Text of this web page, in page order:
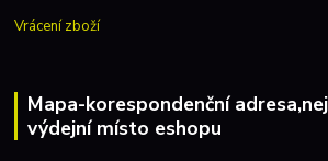
Vrácení zboží
Mapa-korespondenční
výdejní místo eshopu